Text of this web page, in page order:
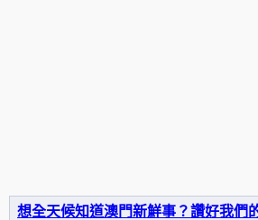
想全天候知道澳門新鮮事？讚好我們